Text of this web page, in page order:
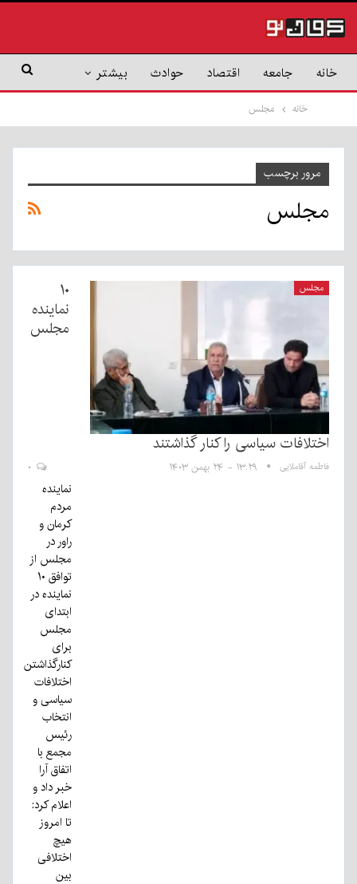
خانه جامعه اقتصاد حوادث بیشتر
خانه مجلس
مرور برچسب
مجلس
مجلس
۱۰
نماینده
مجلس
اختلافات سیاسی را کنار گذاشتند
فاطمه آقاملایی ۱۳:۲۹ - ۲۴ بهمن ۱۴۰۳
نماینده
مردم
کرمان و
راور در
مجلس از
توافق ۱۰
نماینده در
ابتدای
مجلس
برای
کنارگذاشتن
اختلافات
سیاسی و
انتخاب
رئیس
مجمع با
اتفاق آرا
خبر داد و
اعلام کرد:
تا امروز
هیچ
اختلافی
بین